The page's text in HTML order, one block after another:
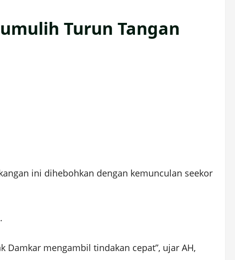
Turun Tangan
ini dihebohkan dengan kemunculan seekor
mengambil tindakan cepat”, ujar AH,